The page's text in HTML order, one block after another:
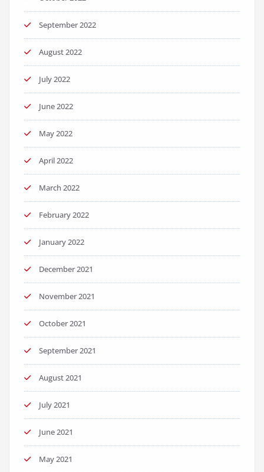
September 2022
August 2022
July 2022
June 2022
May 2022
April 2022
March 2022
February 2022
January 2022
December 2021
November 2021
October 2021
September 2021
August 2021
July 2021
June 2021
May 2021